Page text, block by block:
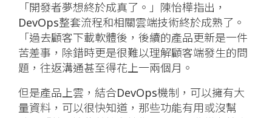
「開發者夢想終於成真了。」陳怡樺指出，
DevOps整套流程和相關雲端技術終於成熟了。
「過去顧客下載軟體後，後續的產品更新是一件
苦差事，除錯時更是很難以理解顧客端發生的問
題，往返溝通甚至得花上一兩個月。
但是產品上雲，結合DevOps機制，可以擁有大
量資料，可以很快知道，那些功能有用或沒幫